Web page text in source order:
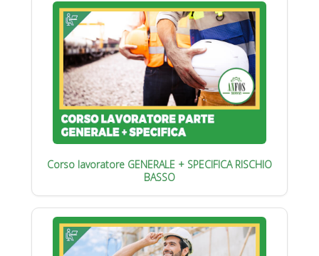
Corso lavoratore GENERALE + SPECIFICA RISCHIO
BASSO